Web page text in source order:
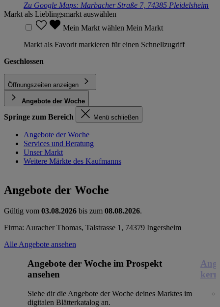
Zu Google Maps: Marbacher Straße 7, 74385 Pleidelsheim
Markt als Lieblingsmarkt auswählen
Mein Markt wählen Mein Markt
Markt als Favorit markieren für einen Schnellzugriff
Geschlossen
Öffnungszeiten anzeigen
Angebote der Woche
Springe zum Bereich Menü schließen
Angebote der Woche
Services und Beratung
Unser Markt
Weitere Märkte des Kaufmanns
Angebote der Woche
Gültig vom 03.08.2026 bis zum 08.08.2026.
Firma: Auracher Thomas, Talstrasse 1, 74379 Ingersheim
Alle Angebote ansehen
Angebote der Woche im Prospekt
ansehen
Siehe dir die Angebote der Woche deines Marktes im
digitalen Blätterkatalog an.